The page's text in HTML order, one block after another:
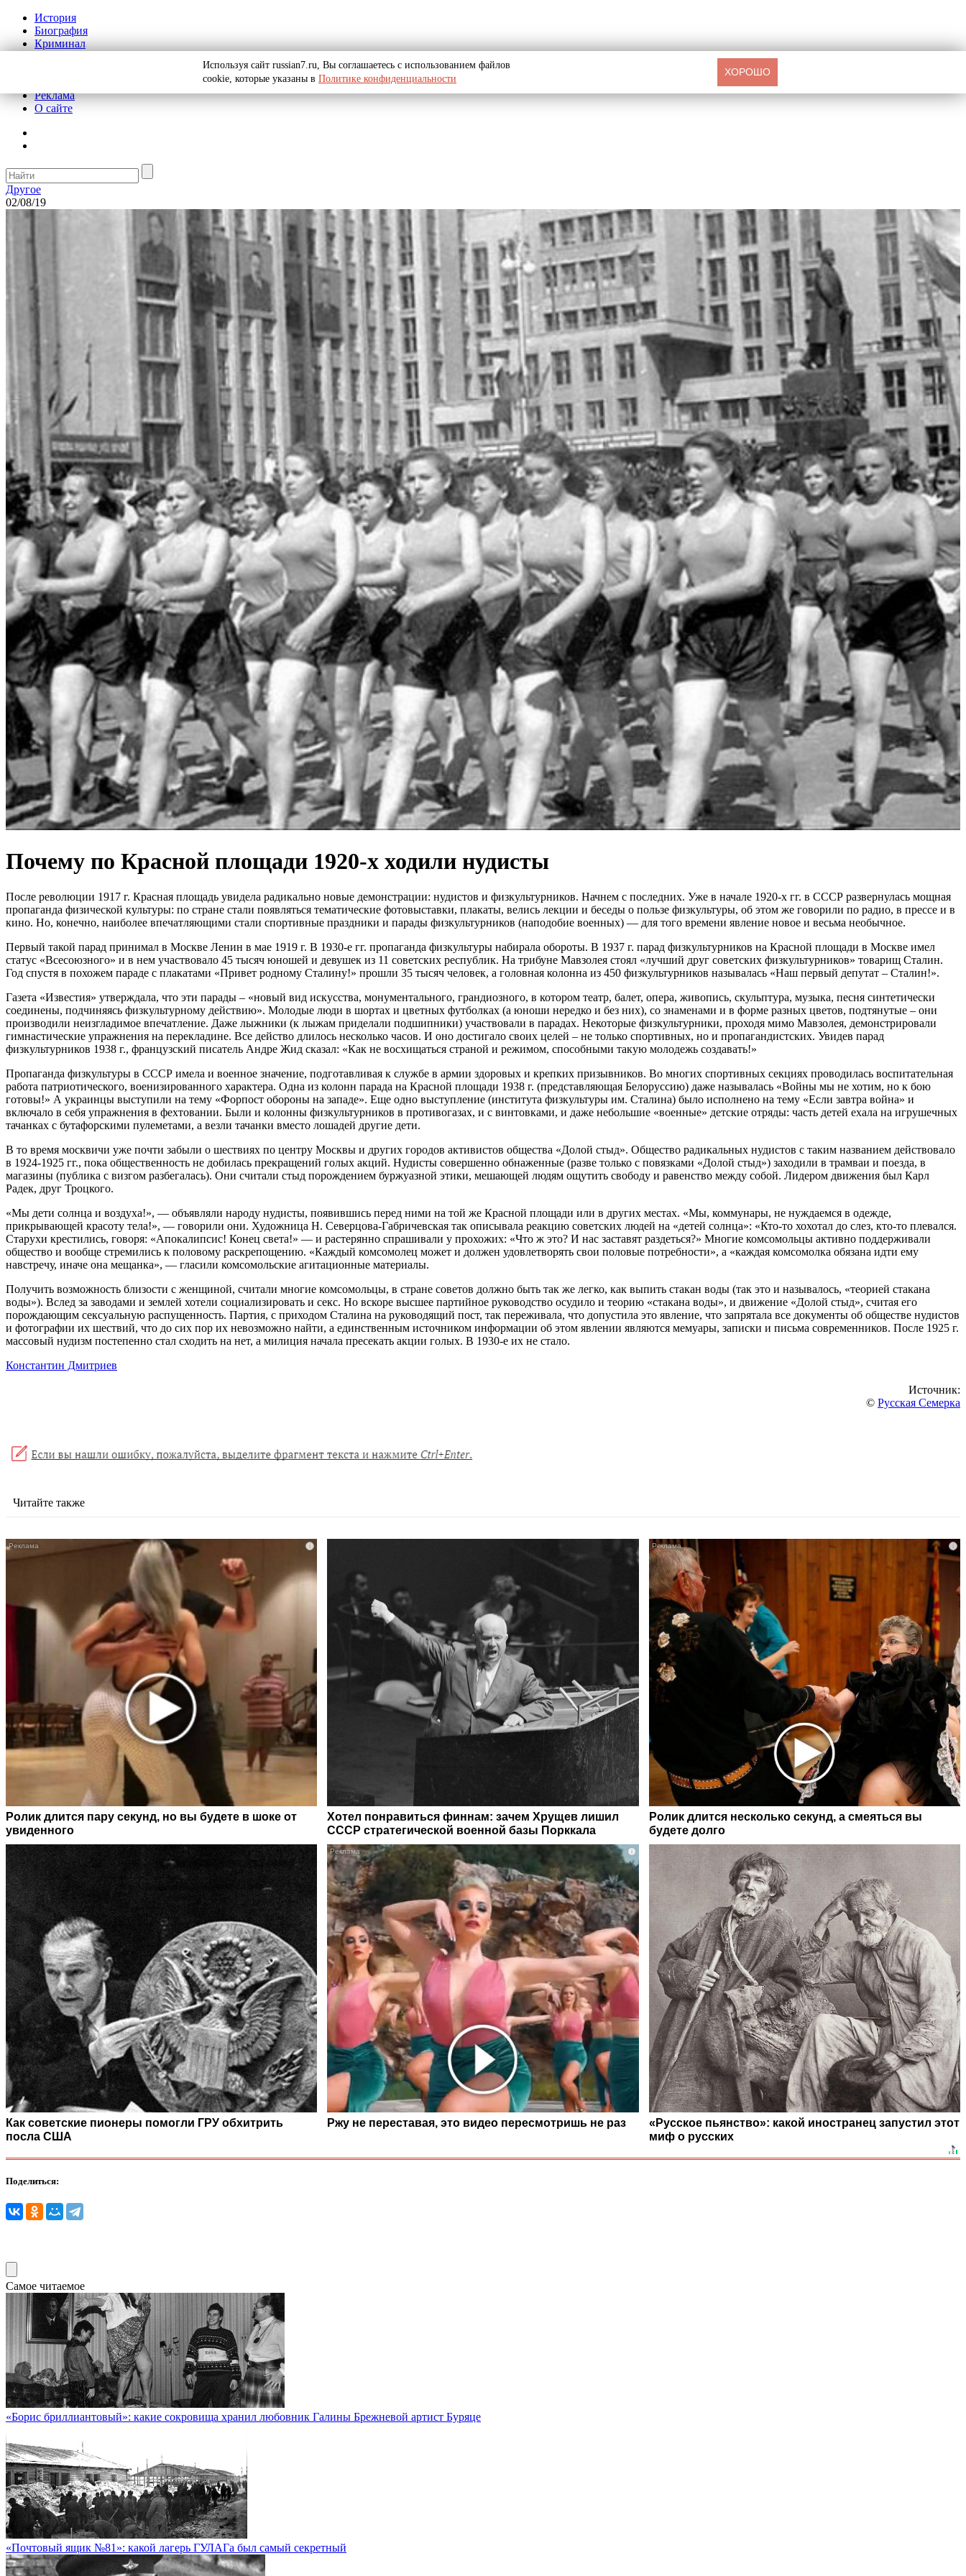
История
Биография
Криминал
Реклама
О сайте
Другое
02/08/19
Почему по Красной площади 1920-х ходили нудисты
После революции 1917 г. Красная площадь увидела радикально новые демонстрации: нудистов и физкультурников. Начнем с последних. Уже в начале 1920-х гг. в СССР развернулась мощная
пропаганда физической культуры: по стране стали появляться тематические фотовыставки, плакаты, велись лекции и беседы о пользе физкультуры, об этом же говорили по радио, в прессе и в
кино. Но, конечно, наиболее впечатляющими стали спортивные праздники и парады физкультурников (наподобие военных) — для того времени явление новое и весьма необычное.
Первый такой парад принимал в Москве Ленин в мае 1919 г. В 1930-е гг. пропаганда физкультуры набирала обороты. В 1937 г. парад физкультурников на Красной площади в Москве имел
статус «Всесоюзного» и в нем участвовало 45 тысяч юношей и девушек из 11 советских республик. На трибуне Мавзолея стоял «лучший друг советских физкультурников» товарищ Сталин.
Год спустя в похожем параде с плакатами «Привет родному Сталину!» прошли 35 тысяч человек, а головная колонна из 450 физкультурников называлась «Наш первый депутат – Сталин!».
Газета «Известия» утверждала, что эти парады – «новый вид искусства, монументального, грандиозного, в котором театр, балет, опера, живопись, скульптура, музыка, песня синтетически
соединены, подчиняясь физкультурному действию». Молодые люди в шортах и цветных футболках (а юноши нередко и без них), со знаменами и в форме разных цветов, подтянутые – они
производили неизгладимое впечатление. Даже лыжники (к лыжам приделали подшипники) участвовали в парадах. Некоторые физкультурники, проходя мимо Мавзолея, демонстрировали
гимнастические упражнения на перекладине. Все действо длилось несколько часов. И оно достигало своих целей – не только спортивных, но и пропагандистских. Увидев парад
физкультурников 1938 г., французский писатель Андре Жид сказал: «Как не восхищаться страной и режимом, способными такую молодежь создавать!»
Пропаганда физкультуры в СССР имела и военное значение, подготавливая к службе в армии здоровых и крепких призывников. Во многих спортивных секциях проводилась воспитательная
работа патриотического, военизированного характера. Одна из колонн парада на Красной площади 1938 г. (представляющая Белоруссию) даже называлась «Войны мы не хотим, но к бою
готовы!» А украинцы выступили на тему «Форпост обороны на западе». Еще одно выступление (института физкультуры им. Сталина) было исполнено на тему «Если завтра война» и
включало в себя упражнения в фехтовании. Были и колонны физкультурников в противогазах, и с винтовками, и даже небольшие «военные» детские отряды: часть детей ехала на игрушечных
тачанках с бутафорскими пулеметами, а везли тачанки вместо лошадей другие дети.
В то время москвичи уже почти забыли о шествиях по центру Москвы и других городов активистов общества «Долой стыд». Общество радикальных нудистов с таким названием действовало
в 1924-1925 гг., пока общественность не добилась прекращений голых акций. Нудисты совершенно обнаженные (разве только с повязками «Долой стыд») заходили в трамваи и поезда, в
магазины (публика с визгом разбегалась). Они считали стыд порождением буржуазной этики, мешающей людям ощутить свободу и равенство между собой. Лидером движения был Карл
Радек, друг Троцкого.
«Мы дети солнца и воздуха!», — объявляли народу нудисты, появившись перед ними на той же Красной площади или в других местах. «Мы, коммунары, не нуждаемся в одежде,
прикрывающей красоту тела!», — говорили они. Художница Н. Северцова-Габричевская так описывала реакцию советских людей на «детей солнца»: «Кто-то хохотал до слез, кто-то плевался.
Старухи крестились, говоря: «Апокалипсис! Конец света!» — и растерянно спрашивали у прохожих: «Что ж это? И нас заставят раздеться?» Многие комсомольцы активно поддерживали
общество и вообще стремились к половому раскрепощению. «Каждый комсомолец может и должен удовлетворять свои половые потребности», а «каждая комсомолка обязана идти ему
навстречу, иначе она мещанка», — гласили комсомольские агитационные материалы.
Получить возможность близости с женщиной, считали многие комсомольцы, в стране советов должно быть так же легко, как выпить стакан воды (так это и называлось, «теорией стакана
воды»). Вслед за заводами и землей хотели социализировать и секс. Но вскоре высшее партийное руководство осудило и теорию «стакана воды», и движение «Долой стыд», считая его
порождающим сексуальную распущенность. Партия, с приходом Сталина на руководящий пост, так переживала, что допустила это явление, что запрятала все документы об обществе нудистов
и фотографии их шествий, что до сих пор их невозможно найти, а единственным источником информации об этом явлении являются мемуары, записки и письма современников. После 1925 г.
массовый нудизм постепенно стал сходить на нет, а милиция начала пресекать акции голых. В 1930-е их не стало.
Константин Дмитриев
Источник:
© Русская Семерка
Читайте также
i
Ролик длится пару секунд, но вы будете в шоке от
увиденного
Хотел понравиться финнам: зачем Хрущев лишил
СССР стратегической военной базы Порккала
i
Ролик длится несколько секунд, а смеяться вы
будете долго
Как советские пионеры помогли ГРУ обхитрить
посла США
i
Ржу не переставая, это видео пересмотришь не раз
«Русское пьянство»: какой иностранец запустил этот
миф о русских
Поделиться:
Самое читаемое
«Борис бриллиантовый»: какие сокровища хранил любовник Галины Брежневой артист Буряце
«Почтовый ящик №81»: какой лагерь ГУЛАГа был самый секретный
Используя сайт russian7.ru, Вы соглашаетесь с использованием файлов
cookie, которые указаны в Политике конфиденциальности
ХОРОШО